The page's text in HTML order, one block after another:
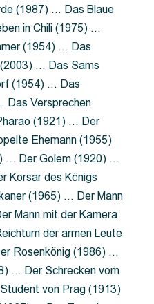
(1987) … Das Blaue
in Chili (1975) …
(1954) … Das
… Das Sams
(1954) … Das
Das Versprechen
(1921) … Der
Ehemann (1955)
… Der Golem (1920) …
Korsar des Königs
(1965) … Der Mann
Mann mit der Kamera
der armen Leute
Rosenkönig (1986) …
… Der Schrecken vom
von Prag (1913)